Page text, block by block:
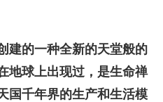
的一种全新的天堂般的
地球上出现过，是生命禅
国千年界的生产和生活模